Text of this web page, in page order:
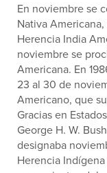
En noviembre se
Nativa
Herencia India
noviembre se
Americana. En
23 al 30 de
Americano, que
Gracias en
George H. W.
designaba
Herencia